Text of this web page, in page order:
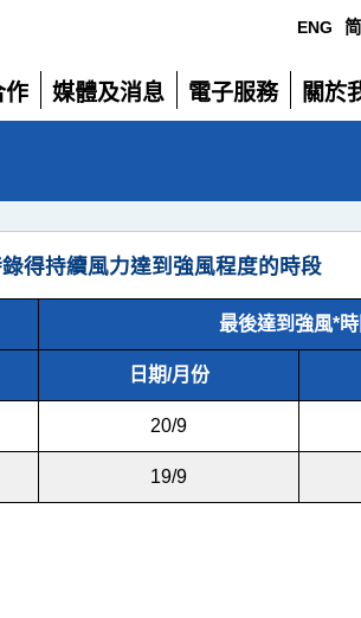
ENG 简
作
媒體及消息
展
電子服務
展
關於
展
得持續風力達到強風程度的時段
最後達到強風*時
日期/月份
20/9
19/9